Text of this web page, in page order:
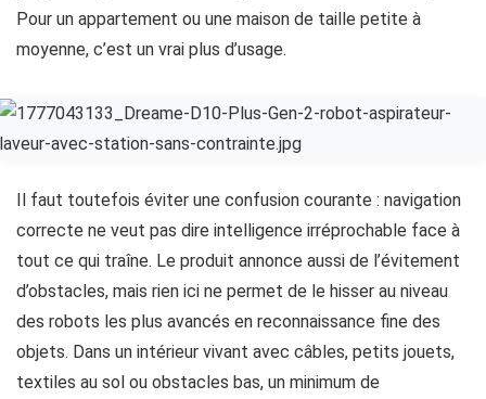
Pour un appartement ou une maison de taille petite à
moyenne, c’est un vrai plus d’usage.
Il faut toutefois éviter une confusion courante : navigation
correcte ne veut pas dire intelligence irréprochable face à
tout ce qui traîne. Le produit annonce aussi de l’évitement
d’obstacles, mais rien ici ne permet de le hisser au niveau
des robots les plus avancés en reconnaissance fine des
objets. Dans un intérieur vivant avec câbles, petits jouets,
textiles au sol ou obstacles bas, un minimum de